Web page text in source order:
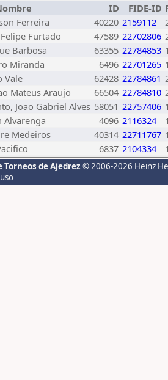
ID FIDE-ID
Ferreira 40220 2159112
Furtado 47589 22702806
Barbosa 63355 22784853
Miranda 6496 22701265
Vale 62428 22784861
Mateus Araujo 66504 22784810
Joao Gabriel Alves 58051 22757406
Alvarenga 4096 2116324
Medeiros 40314 22711767
6837 2104334
Torneos de Ajedrez © 2006-2026 Heinz